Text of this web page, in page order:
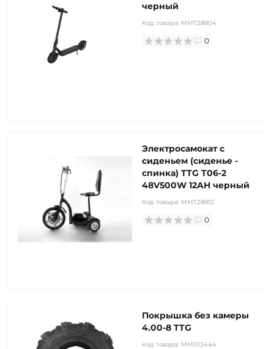
черный
Код товара: MMT28804
0
Электросамокат с
сиденьем (сиденье -
спинка) TTG T06-2
48V500W 12AH черный
Код товара: MMT28812
0
Покрышка без камеры
4.00-8 TTG
Код товара: MM013444